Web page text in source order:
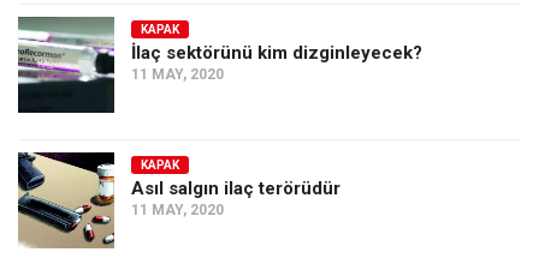
KAPAK
İlaç sektörünü kim dizginleyecek?
11 MAY, 2020
KAPAK
Asıl salgın ilaç terörüdür
11 MAY, 2020